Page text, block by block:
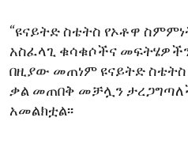
“ዩናይትድ ስቴትስ የኦቶዋ
አስፈላጊ ቁሳቁሶችና
በዚያው መጠነም ዩናይትድ ስቴትስ
ቃል መጠበቅ መቻሏን
አመልክቷል፡፡